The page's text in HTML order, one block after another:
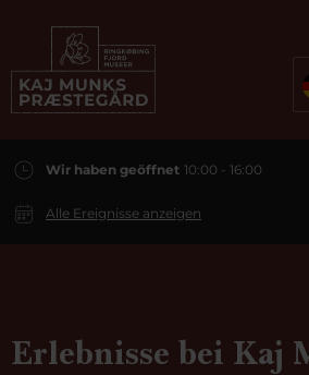
Wir haben geöffnet 10:00 - 16:00
Alle Ereignisse anzeigen
Erlebnisse bei Kaj